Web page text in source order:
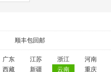
顺丰包回邮
广东 江苏 浙江
河南
西藏 新疆 云南 重庆